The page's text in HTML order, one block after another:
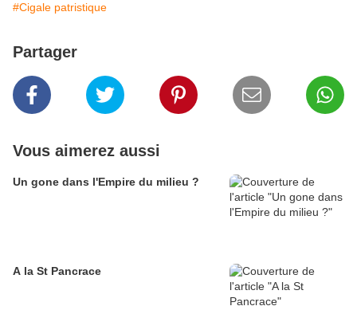
#Cigale patristique
Partager
Vous aimerez aussi
Un gone dans l'Empire du milieu ?
A la St Pancrace